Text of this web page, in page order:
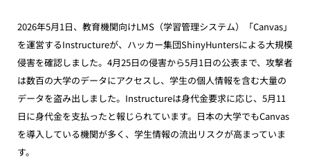
2026年5月1日、教育機関向けLMS（学習管理システム）「Canvas」
を運営するInstructureが、ハッカー集団ShinyHuntersによる大規模
侵害を確認しました。4月25日の侵害から5月1日の公表まで、攻撃者
は数百の大学のデータにアクセスし、学生の個人情報を含む大量の
データを盗み出しました。Instructureは身代金要求に応じ、5月11
日に身代金を支払ったと報じられています。日本の大学でもCanvas
を導入している機関が多く、学生情報の流出リスクが高まっていま
す。